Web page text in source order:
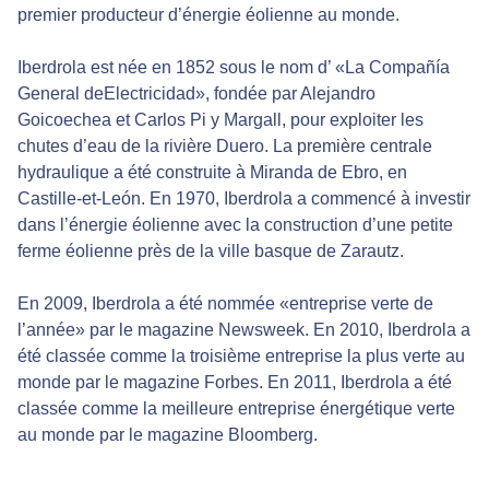
premier producteur d’énergie éolienne au monde.
Iberdrola est née en 1852 sous le nom d’ «La Compañía
General deElectricidad», fondée par Alejandro
Goicoechea et Carlos Pi y Margall, pour exploiter les
chutes d’eau de la rivière Duero. La première centrale
hydraulique a été construite à Miranda de Ebro, en
Castille-et-León. En 1970, Iberdrola a commencé à investir
dans l’énergie éolienne avec la construction d’une petite
ferme éolienne près de la ville basque de Zarautz.
En 2009, Iberdrola a été nommée «entreprise verte de
l’année» par le magazine Newsweek. En 2010, Iberdrola a
été classée comme la troisième entreprise la plus verte au
monde par le magazine Forbes. En 2011, Iberdrola a été
classée comme la meilleure entreprise énergétique verte
au monde par le magazine Bloomberg.